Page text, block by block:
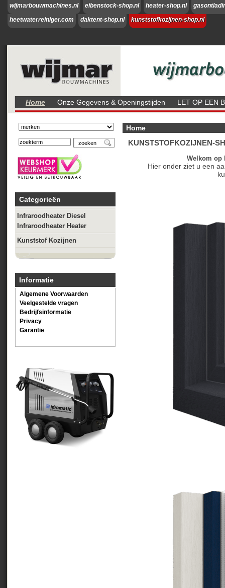
wijmarbouwmachines.nl eibenstock-shop.nl heater-shop.nl
heetwaterreiniger.com
daktent-shop.nl kunststofkozijnen-shop.nl
Home Onze Gegevens & Openingstijden LET OP EEN
Categorieën
Infraroodheater Diesel
Infraroodheater Heater
Kunststof Kozijnen
Informatie
Algemene Voorwaarden
Veelgestelde vragen
Bedrijfsinformatie
Privacy
Garantie
Home
KUNSTSTOFKOZIJNEN-
Welkom op
Hier onder ziet u een